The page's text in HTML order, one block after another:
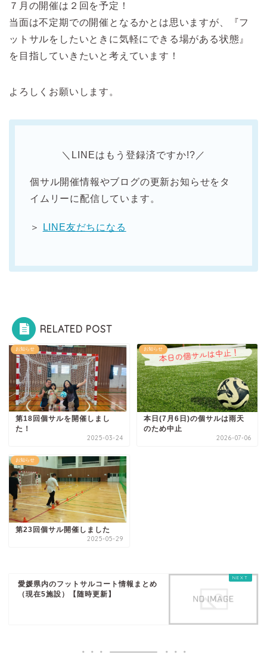
７月の開催は２回を予定！
当面は不定期での開催となるかとは思いますが、『フ
ットサルをしたいときに気軽にできる場がある状態』
を目指していきたいと考えています！
よろしくお願いします。
＼LINEはもう登録済ですか!?／
個サル開催情報やブログの更新お知らせをタ
イムリーに配信しています。
＞ LINE友だちになる
RELATED POST
お知らせ
第18回個サルを開催しまし
た！
2025-03-24
お知らせ
本日(7月6日)の個サルは雨天
のため中止
2026-07-06
お知らせ
第23回個サル開催しました
2025-05-29
愛媛県内のフットサルコート情報まとめ
（現在5施設）【随時更新】